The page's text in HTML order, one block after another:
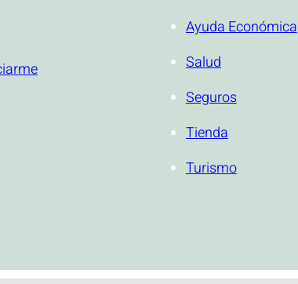
Ayuda Económica
Salud
Seguros
Tienda
Turismo